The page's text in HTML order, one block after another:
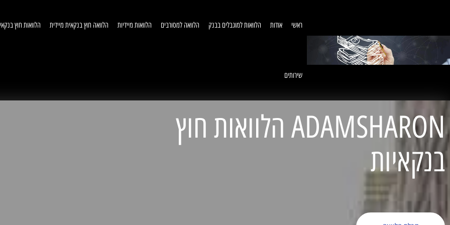
ראשי אודות הלוואות למוגבלים בבנק הלוואה למסורבים הלוואות מיידיות הלוואה חוץ בנקאית מיידית הלוואות חוץ
שירותים
ADAMSHARON הלוואות חוץ
בנקאיות